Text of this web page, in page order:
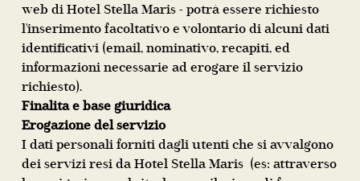
web di Hotel Stella Maris - potrà essere richiesto
l'inserimento facoltativo e volontario di alcuni dati
identificativi (email, nominativo, recapiti, ed
informazioni necessarie ad erogare il servizio
richiesto).
Finalità e base giuridica
Erogazione del servizio
I dati personali forniti dagli utenti che si avvalgono
dei servizi resi da Hotel Stella Maris (es: attraverso